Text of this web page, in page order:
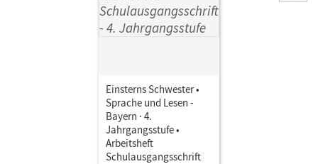
Einsterns Schwester •
Sprache und Lesen -
Bayern · 4.
Jahrgangsstufe •
Arbeitsheft
Schulausgangsschrift